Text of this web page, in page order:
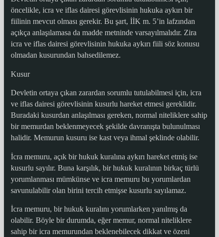
öncelikle, icra ve iflas dairesi görevlisinin hukuka aykırı bir
fiilinin mevcut olması gerekir. Bu şart, İİK m. 5’in lafzından
açıkça anlaşılamasa da madde metninde varsayılmalıdır. Zira
icra ve iflas dairesi görevlisinin hukuka aykırı fiili söz konusu
olmadan kusurundan bahsedilemez.
Kusur
Devletin ortaya çıkan zarardan sorumlu tutulabilmesi için, icra
ve iflas dairesi görevlisinin kusurlu hareket etmesi gereklidir.
Buradaki kusurdan anlaşılması gereken, normal niteliklere sahip
bir memurdan beklenmeyecek şekilde davranışta bulunulması
halidir. Memurun kusuru ise kast veya ihmal şeklinde olabilir.
İcra memuru, açık bir hukuk kuralına aykırı hareket etmiş ise
kusurlu sayılır. Buna karşılık, bir hukuk kuralının birkaç türlü
yorumlanması mümkünse ve icra memuru bu yorumlardan
savunulabilir olan birini tercih etmişse kusurlu sayılamaz.
İcra memuru, bir hukuk kuralını yorumlarken yanılmış da
olabilir. Böyle bir durumda, eğer memur, normal niteliklere
sahip bir icra memurundan beklenebilecek dikkat ve özeni